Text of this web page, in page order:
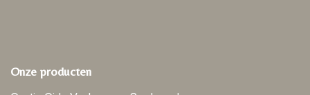
Onze producten